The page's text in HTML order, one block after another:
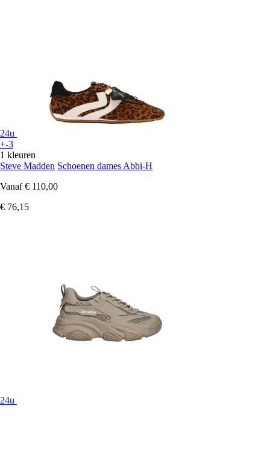
24u
+-3
1 kleuren
Steve Madden Schoenen dames Abbi-H
Vanaf € 110,00
€ 76,15
24u